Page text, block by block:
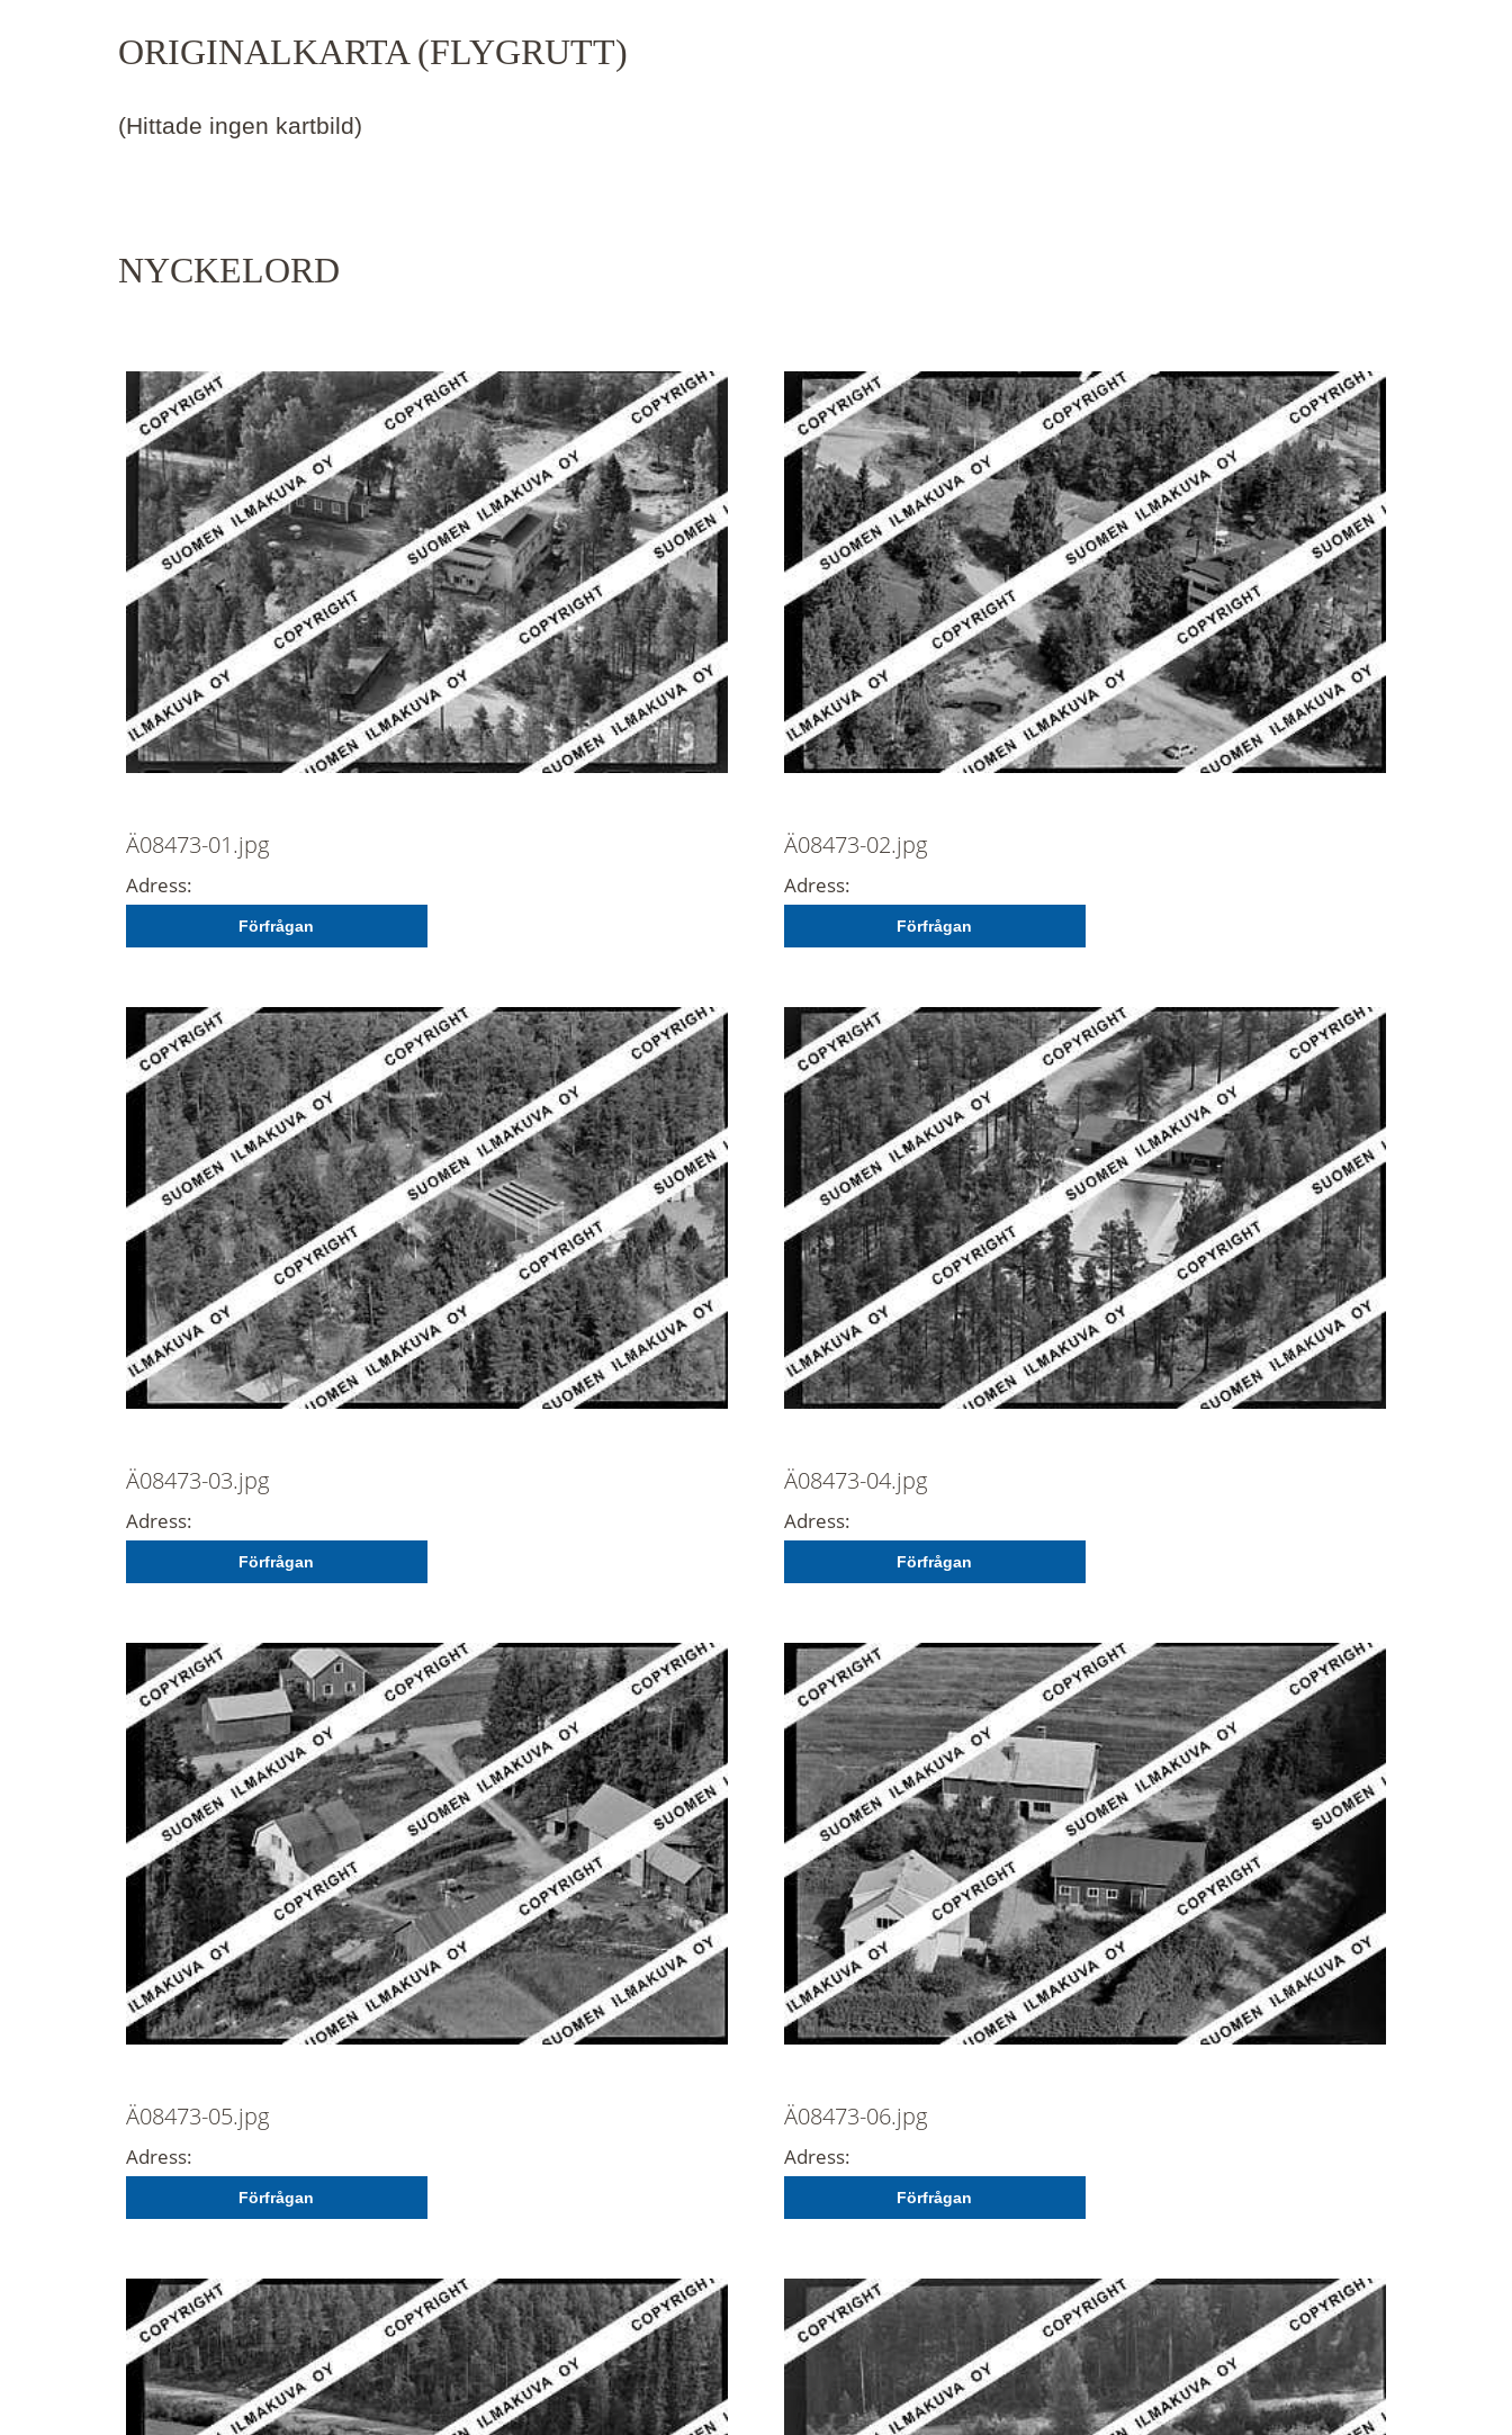
ORIGINALKARTA (FLYGRUTT)
(Hittade ingen kartbild)
NYCKELORD
Ä08473-01.jpg
Adress:
Förfrågan
Ä08473-02.jpg
Adress:
Förfrågan
Ä08473-03.jpg
Adress:
Förfrågan
Ä08473-04.jpg
Adress:
Förfrågan
Ä08473-05.jpg
Adress:
Förfrågan
Ä08473-06.jpg
Adress:
Förfrågan